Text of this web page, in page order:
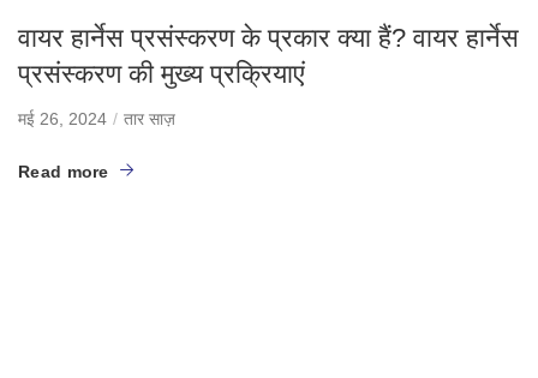
वायर हार्नेस प्रसंस्करण के प्रकार क्या हैं? वायर हार्नेस
प्रसंस्करण की मुख्य प्रक्रियाएं
मई 26, 2024 तार साज़
Read more